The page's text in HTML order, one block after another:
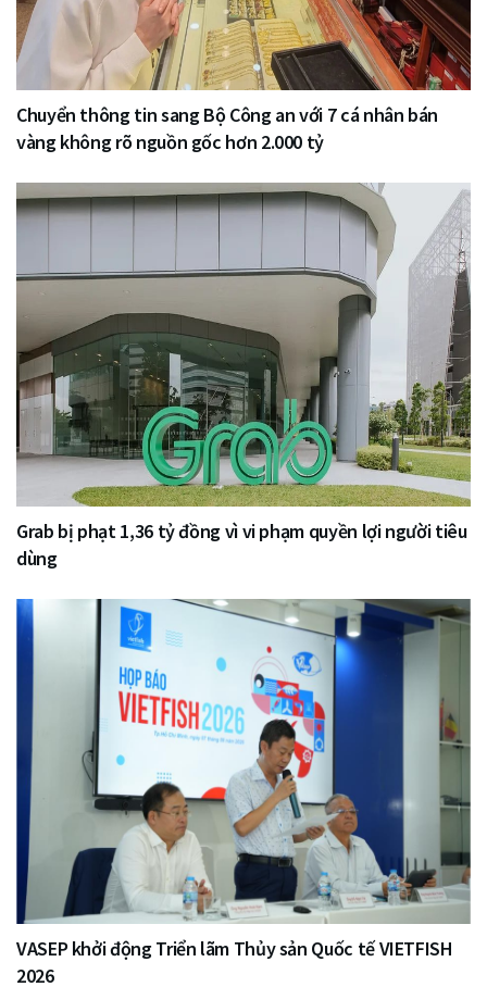
Chuyển thông tin sang Bộ Công an với 7 cá nhân bán
vàng không rõ nguồn gốc hơn 2.000 tỷ
Grab bị phạt 1,36 tỷ đồng vì vi phạm quyền lợi người tiêu
dùng
VASEP khởi động Triển lãm Thủy sản Quốc tế VIETFISH
2026